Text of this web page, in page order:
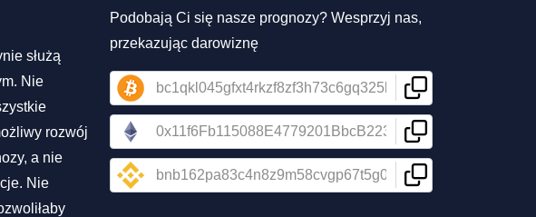
służą
Nie
rozwój
a nie
Nie
Podobają Ci się nasze prognozy? Wesprzyj nas,
przekazując darowiznę